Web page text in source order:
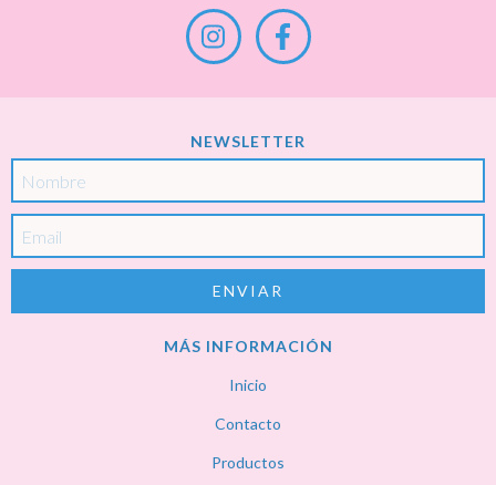
NEWSLETTER
MÁS INFORMACIÓN
Inicio
Contacto
Productos